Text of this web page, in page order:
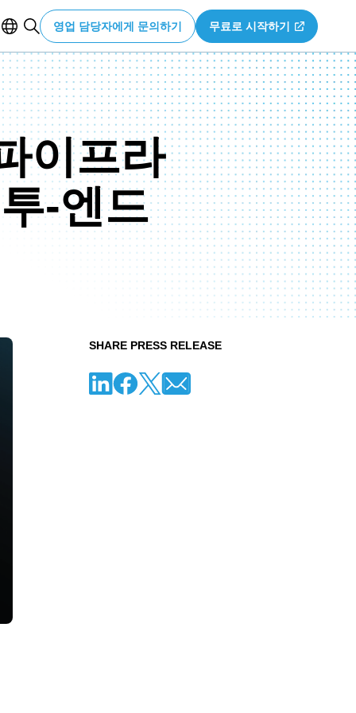
영업 담당자에게 문의하기 무료로 시작하기
이프라
-엔드
SHARE PRESS RELEASE